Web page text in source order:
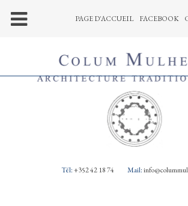
Tél:+352 42 18 74 Mail:
PAGE D'ACCUEIL FACEBOOK